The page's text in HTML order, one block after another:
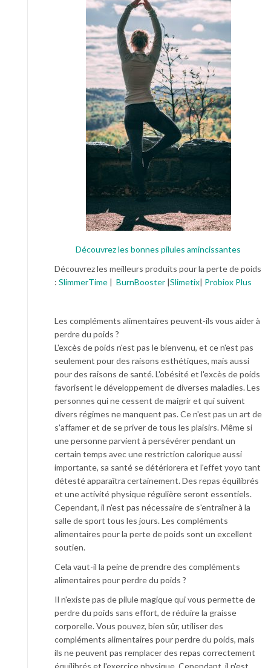
Découvrez les bonnes pilules amincissantes
Découvrez les meilleurs produits pour la perte de poids
: SlimmerTime | BurnBooster |Slimetix| Probiox Plus
Les compléments alimentaires peuvent-ils vous aider à
perdre du poids ?
L'excès de poids n'est pas le bienvenu, et ce n'est pas
seulement pour des raisons esthétiques, mais aussi
pour des raisons de santé. L'obésité et l'excès de poids
favorisent le développement de diverses maladies. Les
personnes qui ne cessent de maigrir et qui suivent
divers régimes ne manquent pas. Ce n'est pas un art de
s'affamer et de se priver de tous les plaisirs. Même si
une personne parvient à persévérer pendant un
certain temps avec une restriction calorique aussi
importante, sa santé se détériorera et l'effet yoyo tant
détesté apparaîtra certainement. Des repas équilibrés
et une activité physique régulière seront essentiels.
Cependant, il n'est pas nécessaire de s'entraîner à la
salle de sport tous les jours. Les compléments
alimentaires pour la perte de poids sont un excellent
soutien.
Cela vaut-il la peine de prendre des compléments
alimentaires pour perdre du poids ?
Il n'existe pas de pilule magique qui vous permette de
perdre du poids sans effort, de réduire la graisse
corporelle. Vous pouvez, bien sûr, utiliser des
compléments alimentaires pour perdre du poids, mais
ils ne peuvent pas remplacer des repas correctement